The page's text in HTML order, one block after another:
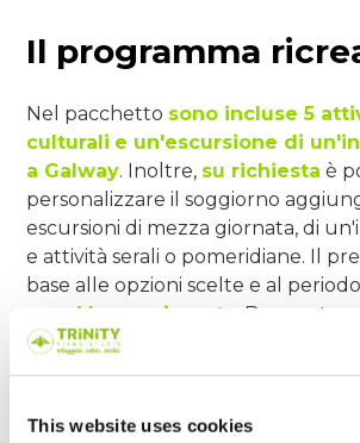
This website uses cookies
Il programma
Nel pacchetto sono incluse 5
culturali e un'escursione di
a Galway. Inoltre, su richiesta è
personalizzare il soggiorno
escursioni di mezza giornata, di
e attività serali o pomeridiane. Il
base alle opzioni scelte e al
Mezza giornata
: Burren
afternoon, Cliff of Moher,
Limerick City, Coole Park, Stop
of Moher & Lahinch